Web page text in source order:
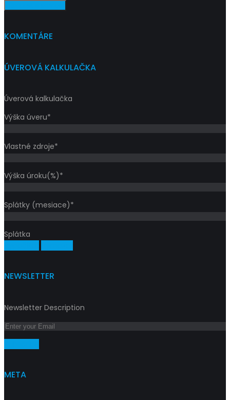
KOMENTÁRE
ÚVEROVÁ KALKULAČKA
Úverová kalkulačka
Výška úveru*
Vlastné zdroje*
Výška úroku(%)*
Splátky (mesiace)*
Splátka
NEWSLETTER
Newsletter Description
META